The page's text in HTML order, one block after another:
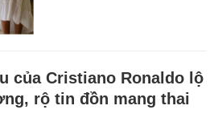
của Cristiano Ronaldo lộ
rộ tin đồn mang thai